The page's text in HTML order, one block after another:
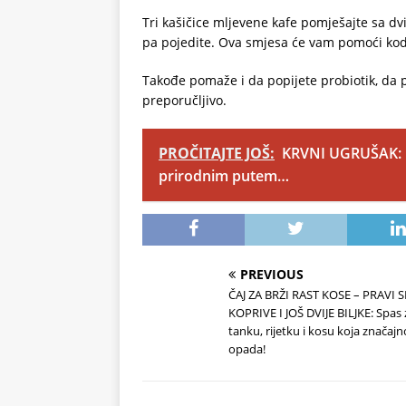
Tri kašičice mljevene kafe pomješajte sa
pa pojedite. Ova smjesa će vam pomoći
Takođe pomaže i da popijete probiotik,
preporučljivo.
PROČITAJTE JOŠ: KRVNI
prirodnim putem…
PREVIOUS
ČAJ ZA BRŽI RAST KOSE – PRAVI
KOPRIVE I JOŠ DVIJE BILJKE: Spas
tanku, rijetku i kosu koja
opada!